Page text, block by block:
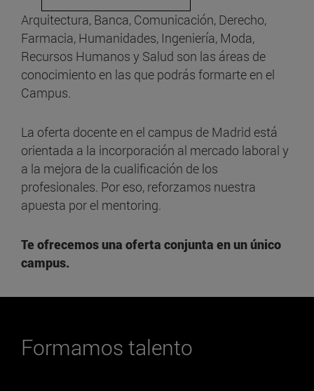
Arquitectura, Banca, Comunicación, Derecho,
Farmacia, Humanidades, Ingeniería, Moda,
Recursos Humanos y Salud son las áreas de
conocimiento en las que podrás formarte en el
Campus.
La oferta docente en el campus de Madrid está
orientada a la incorporación al mercado laboral y
a la mejora de la cualificación de los
profesionales. Por eso, reforzamos nuestra
apuesta por el mentoring.
Te ofrecemos una oferta conjunta en un único
campus.
Formamos talento